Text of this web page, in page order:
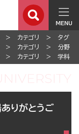
MENU
カテゴリ
タグ
カテゴリ
分野
カテゴリ 学科
りがとうご